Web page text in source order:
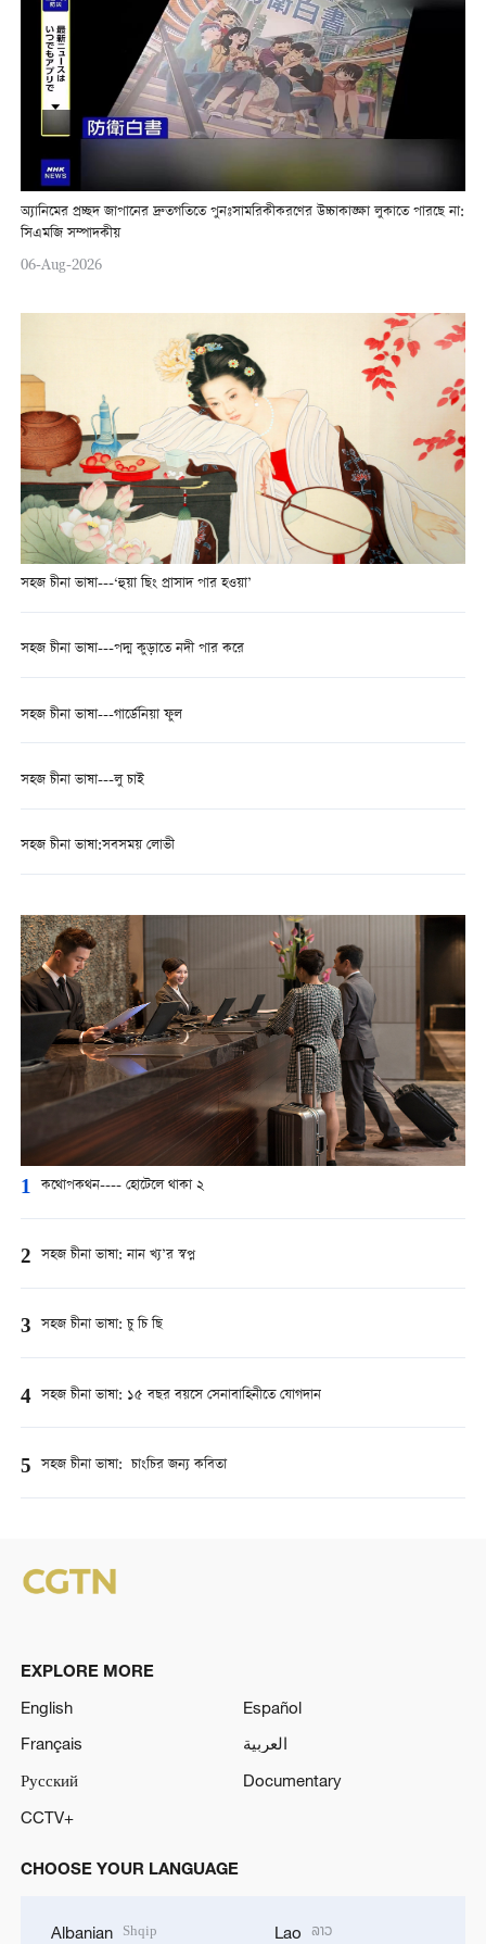
অ্যানিমের প্রচ্ছদ জাপানের দ্রুতগতিতে পুনঃসামরিকীকরণের উচ্চাকাঙ্ক্ষা লুকাতে পারছে না:
সিএমজি সম্পাদকীয়
06-Aug-2026
সহজ চীনা ভাষা---‘হুয়া ছিং প্রাসাদ পার হওয়া’
সহজ চীনা ভাষা---পদ্ম কুড়াতে নদী পার করে
সহজ চীনা ভাষা---গার্ডেনিয়া ফুল
সহজ চীনা ভাষা---লু চাই
সহজ চীনা ভাষা:সবসময় লোভী
1 কথোপকথন---- হোটেলে থাকা ২
2 সহজ চীনা ভাষা: নান খ্য’র স্বপ্ন
3 সহজ চীনা ভাষা: চু চি ছি
4 সহজ চীনা ভাষা: ১৫ বছর বয়সে সেনাবাহিনীতে যোগদান
5 সহজ চীনা ভাষা: চাংচির জন্য কবিতা
EXPLORE MORE
English
Español
Français
العربية
Русский
Documentary
CCTV+
CHOOSE YOUR LANGUAGE
Albanian Shqip Lao ລາວ